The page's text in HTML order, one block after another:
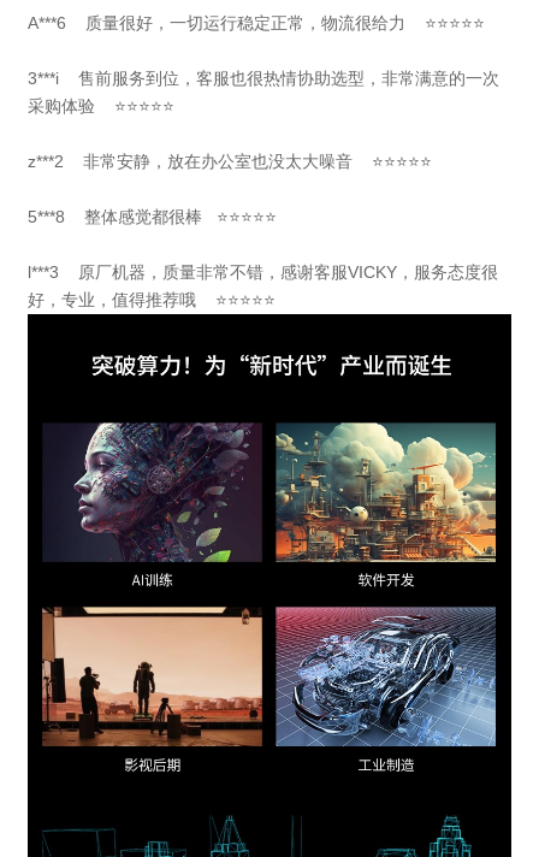
A***6 质量很好，一切运行稳定正常，物流很给力 ⭐⭐⭐⭐⭐
3***i 售前服务到位，客服也很热情协助选型，非常满意的一次
采购体验 ⭐⭐⭐⭐⭐
z***2 非常安静，放在办公室也没太大噪音 ⭐⭐⭐⭐⭐
5***8 整体感觉都很棒 ⭐⭐⭐⭐⭐
l***3 原厂机器，质量非常不错，感谢客服VICKY，服务态度很
好，专业，值得推荐哦 ⭐⭐⭐⭐⭐